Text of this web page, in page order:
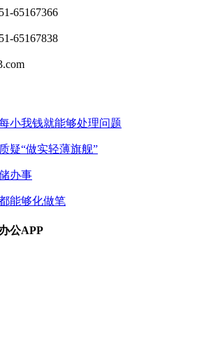
65167366
65167838
小我钱就能够处理问题
疑“做实轻薄旗舰”
办事
能够化做笔
公APP